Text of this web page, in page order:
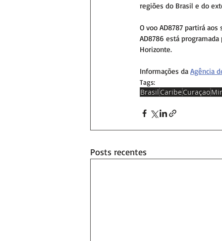
regiões do Brasil e do
O voo AD8787 partirá
AD8786 está
Horizonte.
Informações da Agência
Tags:
Brasil Caribe Curaçao
Posts recentes